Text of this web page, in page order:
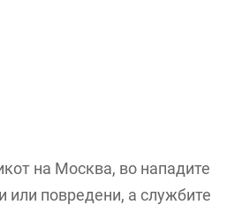
на Москва, во нападите
или повредени, а службите